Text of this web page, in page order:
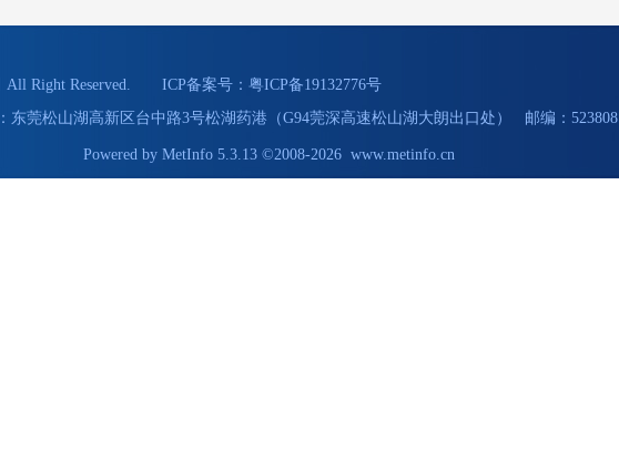
All Right Reserved. ICP备案号： 粤ICP备19132776号
东莞松山湖高新区台中路3号松湖药港（G94莞深高速松山湖大朗出口处） 邮编：523808
Powered by MetInfo 5.3.13©2008-2026 www.metinfo.cn